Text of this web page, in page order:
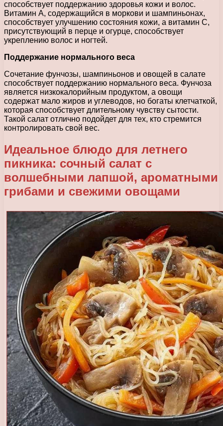
способствует поддержанию здоровья кожи и волос.
Витамин А, содержащийся в моркови и шампиньонах,
способствует улучшению состояния кожи, а витамин С,
присутствующий в перце и огурце, способствует
укреплению волос и ногтей.
Поддержание нормального веса
Сочетание фунчозы, шампиньонов и овощей в салате
способствует поддержанию нормального веса. Фунчоза
является низкокалорийным продуктом, а овощи
содержат мало жиров и углеводов, но богаты клетчаткой,
которая способствует длительному чувству сытости.
Такой салат отлично подойдет для тех, кто стремится
контролировать свой вес.
Идеальное блюдо для летнего
пикника: сочный салат с
волшебными лапшой, ароматными
грибами и свежими овощами